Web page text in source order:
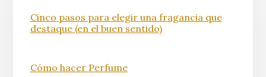
Cinco pasos para elegir una fragancia que
destaque (en el buen sentido)
Cómo hacer Perfume